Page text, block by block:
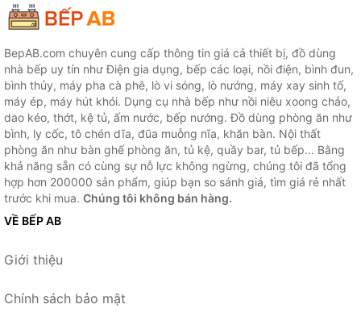
BepAB.com chuyên cung cấp thông tin giá cả thiết bị, đồ dùng
nhà bếp uy tín như Điện gia dụng, bếp các loại, nồi điện, bình đun,
bình thủy, máy pha cà phê, lò vi sóng, lò nướng, máy xay sinh tố,
máy ép, máy hút khói. Dụng cụ nhà bếp như nồi niêu xoong chảo,
dao kéo, thớt, kệ tủ, ấm nước, bếp nướng. Đồ dùng phòng ăn như
bình, ly cốc, tô chén dĩa, đũa muỗng nĩa, khăn bàn. Nội thất
phòng ăn như bàn ghế phòng ăn, tủ kệ, quầy bar, tủ bếp... Bằng
khả năng sẵn có cùng sự nỗ lực không ngừng, chúng tôi đã tổng
hợp hơn 200000 sản phẩm, giúp bạn so sánh giá, tìm giá rẻ nhất
trước khi mua. Chúng tôi không bán hàng.
VỀ BẾP AB
Giới thiệu
Chính sách bảo mật